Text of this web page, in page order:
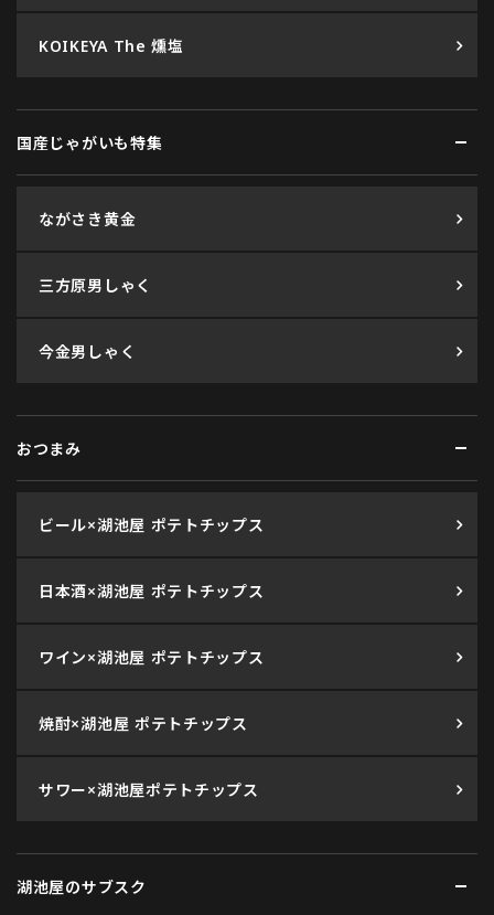
KOIKEYA The 燻塩
国産じゃがいも特集
ながさき黄金
三方原男しゃく
今金男しゃく
おつまみ
ビール×湖池屋 ポテトチップス
日本酒×湖池屋 ポテトチップス
ワイン×湖池屋 ポテトチップス
焼酎×湖池屋 ポテトチップス
サワー×湖池屋ポテトチップス
湖池屋のサブスク